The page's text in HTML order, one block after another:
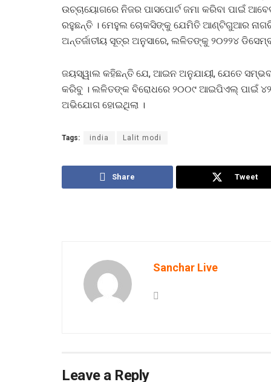
ଉଚ୍ଚାୟୋଗରେ ନିଜର ପାସପୋର୍ଟ ଜମା କରିବା ପାଇଁ
ରହୁଛନ୍ତି । ମେହୁଲ ଚୋକସିଙ୍କୁ ଯେମିତି ଆଣ୍ଟିଗୁଆର
ଅନ୍ତର୍ଜାତୀୟ ସୂତ୍ର ଅନୁସାରେ, ଲଳିତଙ୍କୁ ୨୦୨୨୪
ଜୟସ୍ୱାଲ କହିଛନ୍ତି ଯେ, ଆଇନ ଅନୁଯାୟୀ, ଯେତେ
କରିବୁ । ଲଳିତଙ୍କ ବିରୋଧରେ ୨୦୦୯ ଆଇପିଏଲ୍ ପାଇଁ
ଅଭିଯୋଗ ହୋଇଥିଲା ।
Tags: india Lalit modi
Share Tweet
Sanchar Live
Leave a Reply